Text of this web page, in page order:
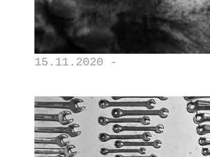
15.11.2020 -